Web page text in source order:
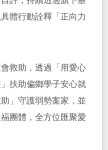
體行動詮釋「正向力
救助，透過「用愛心
扶助偏鄉學子安心就
」守護弱勢案家，並
團體，全方位匯聚愛